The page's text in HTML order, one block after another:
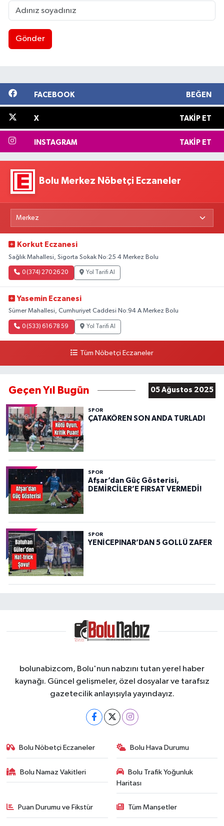
Gönder
FACEBOOK BEĞEN
X TAKIP ET
INSTAGRAM TAKIP ET
Bolu Merkez Nöbetçi Eczaneler
Korkut Eczanesi
Sağlık Mahallesi, Sigorta Sokak No:25 4 Merkez Bolu
0 (374) 270 26 20 Yol Tarifi Al
Yasemin Eczanesi
Sümer Mahallesi, Cumhuriyet Caddesi No:94 A Merkez Bolu
0 (533) 616 78 59 Yol Tarifi Al
Tüm Nöbetçi Eczaneler
Geçen Yıl Bugün 05 Ağustos 2025
SPOR
ÇATAKÖREN SON ANDA TURLADI
SPOR
Afşar’dan Güç Gösterisi,
DEMİRCİLER’E FIRSAT VERMEDİ!
SPOR
YENİCEPINAR’DAN 5 GOLLÜ ZAFER
bolunabizcom, Bolu'nun nabzını tutan yerel haber
kaynağı. Güncel gelişmeler, özel dosyalar ve tarafsız
gazetecilik anlayışıyla yayındayız.
Bolu Nöbetçi Eczaneler Bolu Hava Durumu
Bolu Namaz Vakitleri
Bolu Trafik Yoğunluk
Haritası
Puan Durumu ve Fikstür Tüm Manşetler